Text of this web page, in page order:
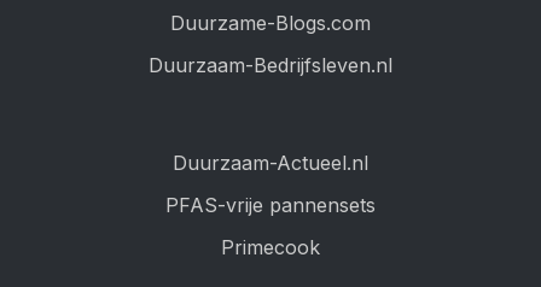
Duurzame-Blogs.com
Duurzaam-Bedrijfsleven.nl
Duurzaam-Actueel.nl
PFAS-vrije pannensets
Primecook